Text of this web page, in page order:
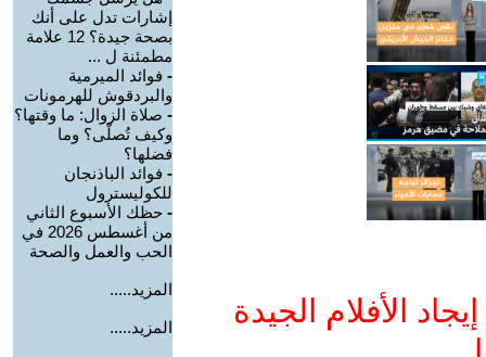
الأفلام الجيدة
إشارات تدل على أنك
بصحة جيدة؟ 12 علامة
مطمئنة ل ...
- فوائد الميرمية
والبردقوش للهرمونات
- صلاة الزوال: ما وقتها؟
وكيف تُصلّى؟ وما
فضلها؟
- فوائد الباذنجان
للكوليسترول
- حظك الأسبوع الثاني
من أغسطس 2026 في
الحب والعمل والصحة
المزيد.....
المزيد.....